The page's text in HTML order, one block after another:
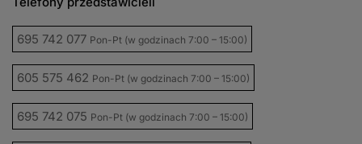
695 742 077 Pon-Pt (w godzinach 7:00 – 15:00)
605 575 462 Pon-Pt (w godzinach 7:00 – 15:00)
695 742 075 Pon-Pt (w godzinach 7:00 – 15:00)